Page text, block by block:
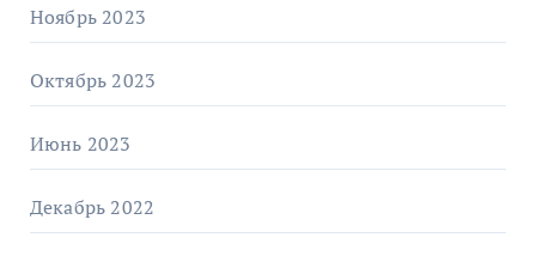
Ноябрь 2023
Октябрь 2023
Июнь 2023
Декабрь 2022